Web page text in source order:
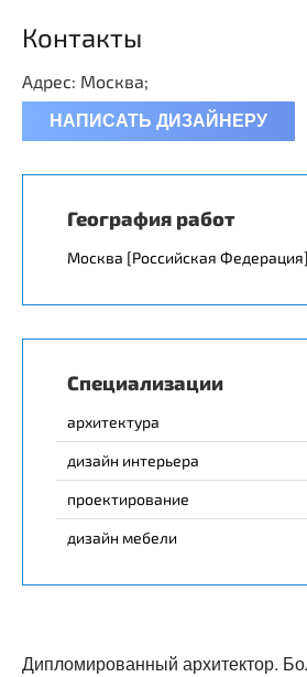
Контакты
Адрес: Москва;
НАПИСАТЬ ДИЗАЙНЕРУ
География работ
Москва [Российская Федерация]
Специализации
архитектура
дизайн интерьера
проектирование
дизайн мебели
Дипломированный архитектор.